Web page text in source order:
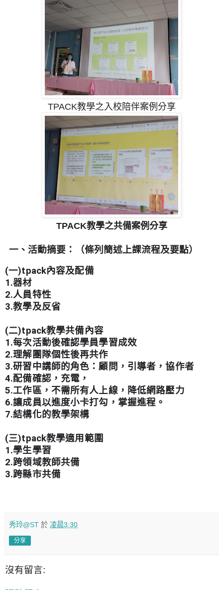
TPACK教學之入校陪伴案例分享
TPACK教學之共備案例分享
一、活動摘要：（條列簡述上課流程及要點）
(一)tpack內容及配備
1.器材
2.人員特性
3.教學及反省
(二)tpack教學共備內容
1.每次活動後確認學員學習成效
2.理解團隊個性後再共作
3.研習中講師的角色：顧問，引導者，協作者
4.配備確認，充電，
5.工作區，不需所有人上線，降低網路壓力
6.讓成員以進度小卡打勾，掌握進程。
7.結構化的教學架構
(三)tpack教學適用範圍
1.學生學習
2.跨領域教師共備
3.跨縣市共備
秀玲@ST 於 凌晨3:30
分享
沒有留言: